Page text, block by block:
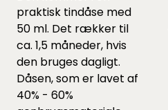
praktisk tindåse med
50 ml. Det rækker til
ca. 1,5 måneder, hvis
den bruges dagligt.
Dåsen, som er lavet af
40% - 60%